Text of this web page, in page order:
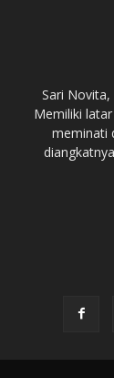
Sari Novita,
Memiliki
meminati